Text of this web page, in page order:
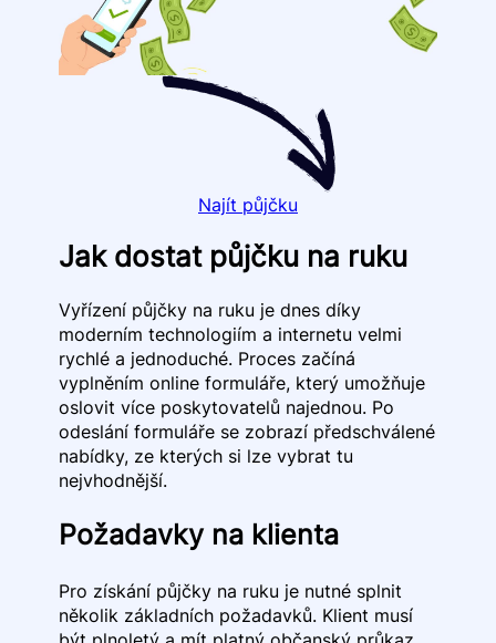
Najít půjčku
Jak dostat půjčku na ruku
Vyřízení půjčky na ruku je dnes díky
moderním technologiím a internetu velmi
rychlé a jednoduché. Proces začíná
vyplněním online formuláře, který umožňuje
oslovit více poskytovatelů najednou. Po
odeslání formuláře se zobrazí předschválené
nabídky, ze kterých si lze vybrat tu
nejvhodnější.
Požadavky na klienta
Pro získání půjčky na ruku je nutné splnit
několik základních požadavků. Klient musí